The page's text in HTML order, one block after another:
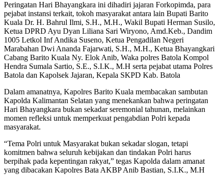
Peringatan Hari Bhayangkara ini dihadiri jajaran Forkopimda, para
pejabat instansi terkait, tokoh masyarakat antara lain Bupati Barito
Kuala Dr. H. Bahrul Ilmi, S.H., M.H., Wakil Bupati Herman Susilo,
Ketua DPRD Ayu Dyan Liliana Sari Wiryono, Amd.Keb., Dandim
1005 Letkol Inf Andika Suseno, Ketua Pengadilan Negeri
Marabahan Dwi Ananda Fajarwati, S.H., M.H., Ketua Bhayangkari
Cabang Barito Kuala Ny. Elok Anib, Waka polres Batola Kompol
Hendra Sumala Sartio, S.E., S.I.K., M.H serta pejabat utama Polres
Batola dan Kapolsek Jajaran, Kepala SKPD Kab. Batola
Dalam amanatnya, Kapolres Barito Kuala membacakan sambutan
Kapolda Kalimantan Selatan yang menekankan bahwa peringatan
Hari Bhayangkara bukan sekadar seremonial tahunan, melainkan
momen refleksi untuk memperkuat pengabdian Polri kepada
masyarakat.
“Tema Polri untuk Masyarakat bukan sekadar slogan, tetapi
komitmen bahwa seluruh kebijakan dan tindakan Polri harus
berpihak pada kepentingan rakyat,” tegas Kapolda dalam amanat
yang dibacakan Kapolres Bata AKBP Anib Bastian, S.I.K., M.H